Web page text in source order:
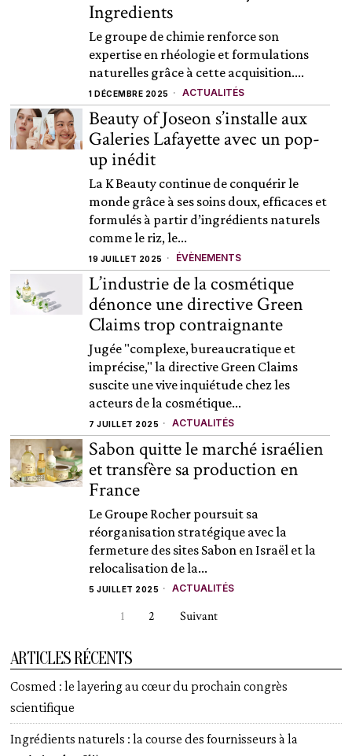
Ingredients
Le groupe de chimie renforce son
expertise en rhéologie et formulations
naturelles grâce à cette acquisition....
1 DÉCEMBRE 2025 ACTUALITÉS
Beauty of Joseon s’installe aux
Galeries Lafayette avec un pop-
up inédit
La K Beauty continue de conquérir le
monde grâce à ses soins doux, efficaces et
formulés à partir d’ingrédients naturels
comme le riz, le...
19 JUILLET 2025 ÉVÈNEMENTS
L’industrie de la cosmétique
dénonce une directive Green
Claims trop contraignante
Jugée "complexe, bureaucratique et
imprécise," la directive Green Claims
suscite une vive inquiétude chez les
acteurs de la cosmétique...
7 JUILLET 2025 ACTUALITÉS
Sabon quitte le marché israélien
et transfère sa production en
France
Le Groupe Rocher poursuit sa
réorganisation stratégique avec la
fermeture des sites Sabon en Israël et la
relocalisation de la...
5 JUILLET 2025 ACTUALITÉS
1 2 Suivant
ARTICLES RÉCENTS
Cosmed : le layering au cœur du prochain congrès
scientifique
Ingrédients naturels : la course des fournisseurs à la